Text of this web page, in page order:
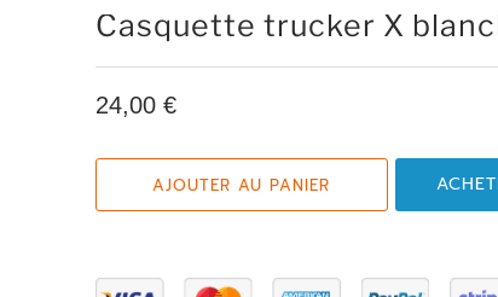
Casquette trucker X
24,00 €
AJOUTER AU PANIER